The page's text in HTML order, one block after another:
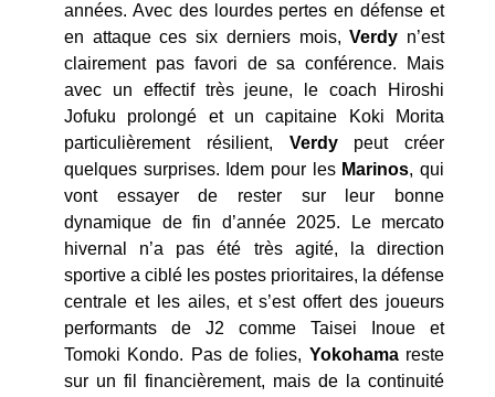
années. Avec des lourdes pertes en défense et
en attaque ces six derniers mois,Verdy n’est
clairement pas favori de sa conférence. Mais
avec un effectif très jeune, le coach Hiroshi
Jofuku prolongé et un capitaine Koki Morita
particulièrement résilient, Verdypeut créer
quelques surprises. Idem pour les Marinos, qui
vont essayer de rester sur leur bonne
dynamique de fin d’année 2025. Le mercato
hivernal n’a pas été très agité, la direction
sportive a ciblé les postes prioritaires, la défense
centrale et les ailes, et s’est offert des joueurs
performants de J2 comme Taisei Inoue et
Tomoki Kondo. Pas de folies, Yokohamareste
sur un fil financièrement, mais de la continuité